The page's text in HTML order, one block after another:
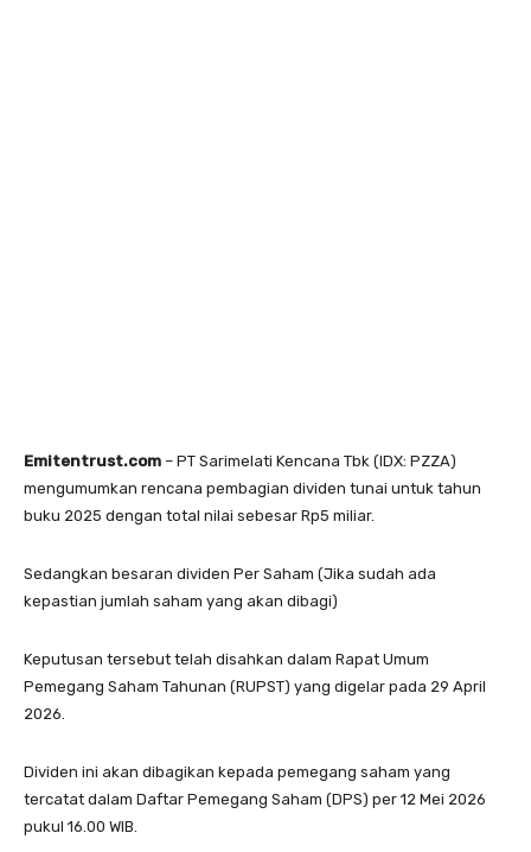
Emitentrust.com – PT Sarimelati Kencana Tbk (IDX: PZZA)
mengumumkan rencana pembagian dividen tunai untuk tahun
buku 2025 dengan total nilai sebesar Rp5 miliar.
Sedangkan besaran dividen Per Saham (Jika sudah ada
kepastian jumlah saham yang akan dibagi)
Keputusan tersebut telah disahkan dalam Rapat Umum
Pemegang Saham Tahunan (RUPST) yang digelar pada 29 April
2026.
Dividen ini akan dibagikan kepada pemegang saham yang
tercatat dalam Daftar Pemegang Saham (DPS) per 12 Mei 2026
pukul 16.00 WIB.